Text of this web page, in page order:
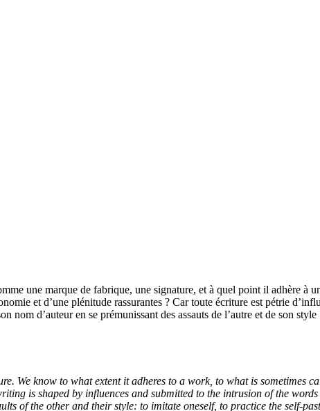
une marque de fabrique, une signature, et à quel point il adhère à
et d’une plénitude rassurantes ? Car toute écriture est pétrie
d’auteur en se prémunissant des assauts de l’autre et de son
We know to what extent it adheres to a work, to what is sometimes
is shaped by influences and submitted to the intrusion of the
of the other and their style: to imitate oneself, to practice the self-